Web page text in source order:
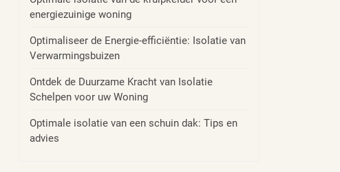
energiezuinige woning
Optimaliseer de Energie-efficiëntie: Isolatie van
Verwarmingsbuizen
Ontdek de Duurzame Kracht van Isolatie
Schelpen voor uw Woning
Optimale isolatie van een schuin dak: Tips en
advies